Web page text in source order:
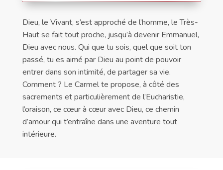
Dieu, le Vivant, s’est approché de l’homme, le Très-
Haut se fait tout proche, jusqu’à devenir Emmanuel,
Dieu avec nous. Qui que tu sois, quel que soit ton
passé, tu es aimé par Dieu au point de pouvoir
entrer dans son intimité, de partager sa vie.
Comment ? Le Carmel te propose, à côté des
sacrements et particulièrement de l’Eucharistie,
l’oraison, ce cœur à cœur avec Dieu, ce chemin
d’amour qui t’entraîne dans une aventure tout
intérieure.